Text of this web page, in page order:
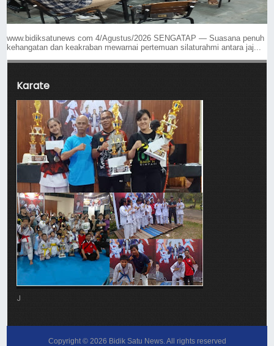
www.bidiksatunews com 4/Agustus/2026 SENGATAP — Suasana penuh
kehangatan dan keakraban mewarnai pertemuan silaturahmi antara jaj...
Karate
J
Copyright © 2026 Bidik Satu News. All rights reserved